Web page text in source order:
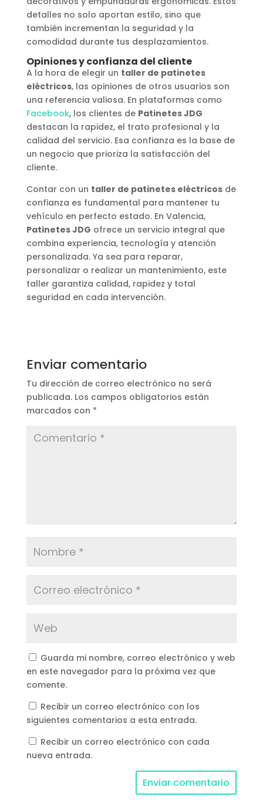
detalles no solo aportan estilo, sino que
también incrementan la seguridad y la
comodidad durante tus desplazamientos.
Opiniones y confianza del cliente
A la hora de elegir un taller de patinetes
eléctricos, las opiniones de otros usuarios son
una referencia valiosa. En plataformas como
Facebook, los clientes de Patinetes JDG
destacan la rapidez, el trato profesional y la
calidad del servicio. Esa confianza es la base de
un negocio que prioriza la satisfacción del
cliente.
Contar con un taller de patinetes eléctricosde
confianza es fundamental para mantener tu
vehículo en perfecto estado. En Valencia,
Patinetes JDG ofrece un servicio integral que
combina experiencia, tecnología y atención
personalizada. Ya sea para reparar,
personalizar o realizar un mantenimiento, este
taller garantiza calidad, rapidez y total
seguridad en cada intervención.
Enviar comentario
Tu dirección de correo electrónico no será
publicada. Los campos obligatorios están
marcados con *
Guarda mi nombre, correo electrónico y web
en este navegador para la próxima vez que
comente.
Recibir un correo electrónico con los
siguientes comentarios a esta entrada.
Recibir un correo electrónico con cada
nueva entrada.